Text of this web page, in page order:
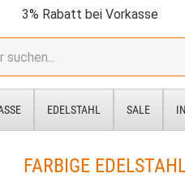
3% Rabatt bei Vorkasse
EDELSTAHL SALE
FARBIGE